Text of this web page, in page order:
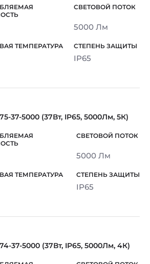
5000 Лм
IP65
37-5000 (37Вт, IP65, 5000Лм, 5К)
5000 Лм
IP65
37-5000 (37Вт, IP65, 5000Лм, 4К)